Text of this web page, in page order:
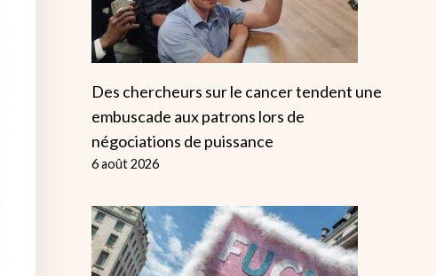
Des chercheurs sur le cancer tendent une
embuscade aux patrons lors de
négociations de puissance
6 août 2026